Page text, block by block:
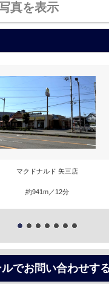
真を表示
マクドナルド 矢三店
約941m／12分
でお問い合わせす